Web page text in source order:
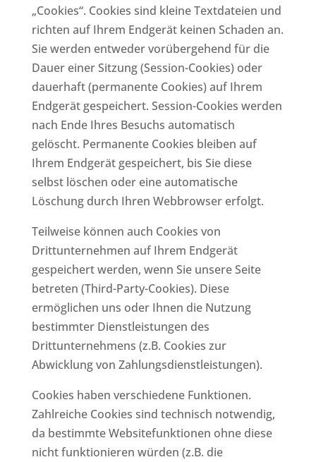
„Cookies“. Cookies sind kleine Textdateien und
richten auf Ihrem Endgerät keinen Schaden an.
Sie werden entweder vorübergehend für die
Dauer einer Sitzung (Session-Cookies) oder
dauerhaft (permanente Cookies) auf Ihrem
Endgerät gespeichert. Session-Cookies werden
nach Ende Ihres Besuchs automatisch
gelöscht. Permanente Cookies bleiben auf
Ihrem Endgerät gespeichert, bis Sie diese
selbst löschen oder eine automatische
Löschung durch Ihren Webbrowser erfolgt.
Teilweise können auch Cookies von
Drittunternehmen auf Ihrem Endgerät
gespeichert werden, wenn Sie unsere Seite
betreten (Third-Party-Cookies). Diese
ermöglichen uns oder Ihnen die Nutzung
bestimmter Dienstleistungen des
Drittunternehmens (z.B. Cookies zur
Abwicklung von Zahlungsdienstleistungen).
Cookies haben verschiedene Funktionen.
Zahlreiche Cookies sind technisch notwendig,
da bestimmte Websitefunktionen ohne diese
nicht funktionieren würden (z.B. die